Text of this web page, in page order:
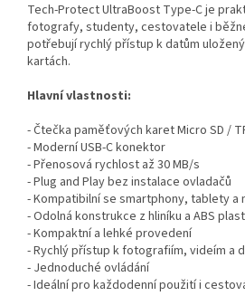
Tech-Protect UltraBoost Type-C je
fotografy, studenty, cestovatele i
potřebují rychlý přístup k datům
kartách.
Hlavní vlastnosti:
- Čtečka paměťových karet Micro SD /
- Moderní USB-C konektor
- Přenosová rychlost až 30 MB/s
- Plug and Play bez instalace ovladačů
- Kompatibilní se smartphony, tablety a
- Odolná konstrukce z hliníku a ABS
- Kompaktní a lehké provedení
- Rychlý přístup k fotografiím, videím a
- Jednoduché ovládání
- Ideální pro každodenní použití i